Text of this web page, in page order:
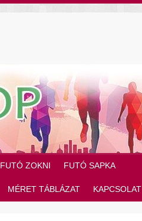
FUTÓ ZOKNI FUTÓ SAPKA
MÉRET TÁBLÁZAT KAPCSOLAT